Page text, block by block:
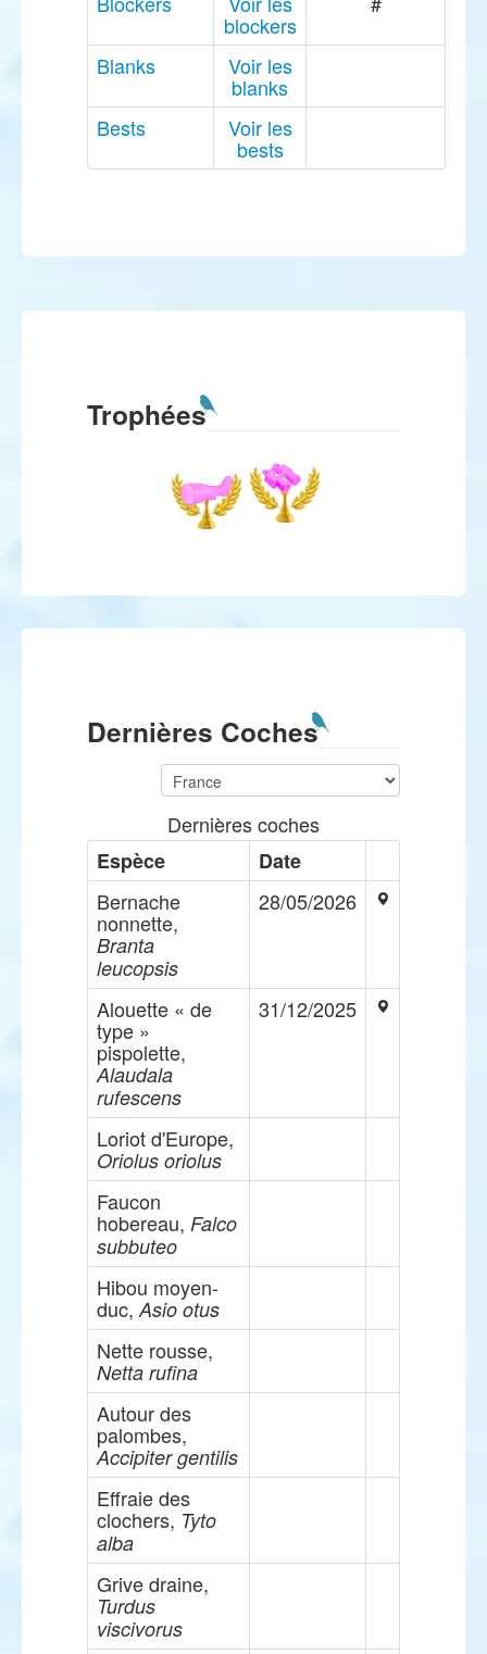
blockers
Blanks Voir les
blanks
Bests
Voir les
bests
Trophées
Dernières Coches
Dernières coches
Espèce
Date
Bernache
nonnette,
Branta
leucopsis
28/05/2026
Alouette « de
type »
pispolette,
Alaudala
rufescens
31/12/2025
Loriot d'Europe,
Oriolus oriolus
Faucon
hobereau, Falco
subbuteo
Hibou moyen-
duc, Asio otus
Nette rousse,
Netta rufina
Autour des
palombes,
Accipiter gentilis
Effraie des
clochers, Tyto
alba
Grive draine,
Turdus
viscivorus